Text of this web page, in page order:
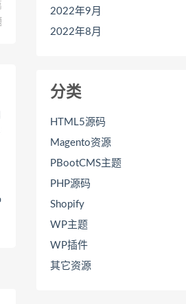
2022年9月
2022年8月
分类
HTML5源码
Magento资源
PBootCMS主题
PHP源码
Shopify
WP主题
WP插件
其它资源